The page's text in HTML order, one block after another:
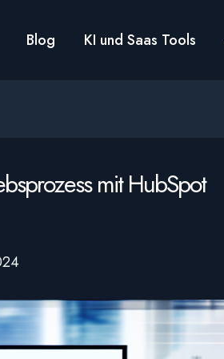
Blog KI und Saas Tools
mit HubSpot